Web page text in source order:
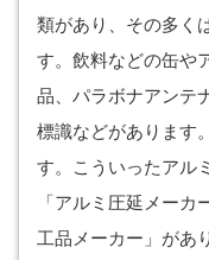
類があり、その多く
す。飲料などの缶や
品、パラボナアンテ
標識などがあります
す。こういったアル
「アルミ圧延メー
工品メーカー」があ